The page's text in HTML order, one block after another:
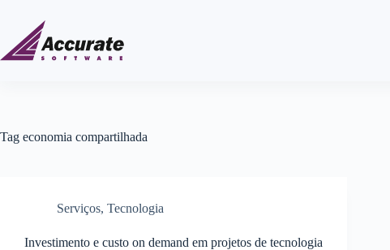
Tag economia compartilhada
Serviços, Tecnologia
Investimento e custo on demand em projetos de tecnologia